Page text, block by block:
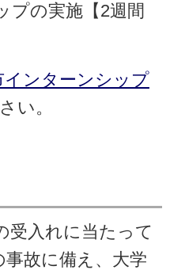
の実施【2週間
インターンシップ
い。
入れに当たって
故に備え、大学